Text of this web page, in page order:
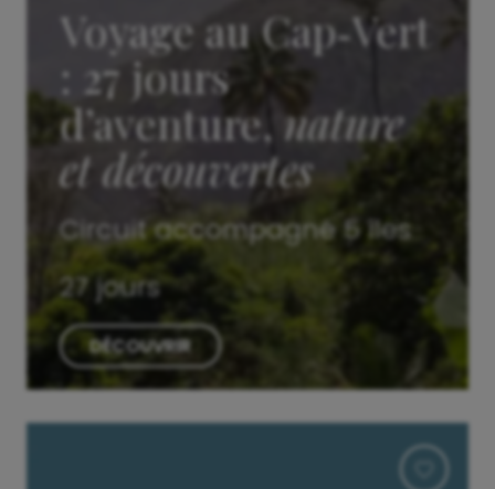
Voyage au Cap‑Vert
: 27 jours
d’aventure,nature
et découvertes
Circuit accompagné 5 îles
27 jours
DÉCOUVRIR